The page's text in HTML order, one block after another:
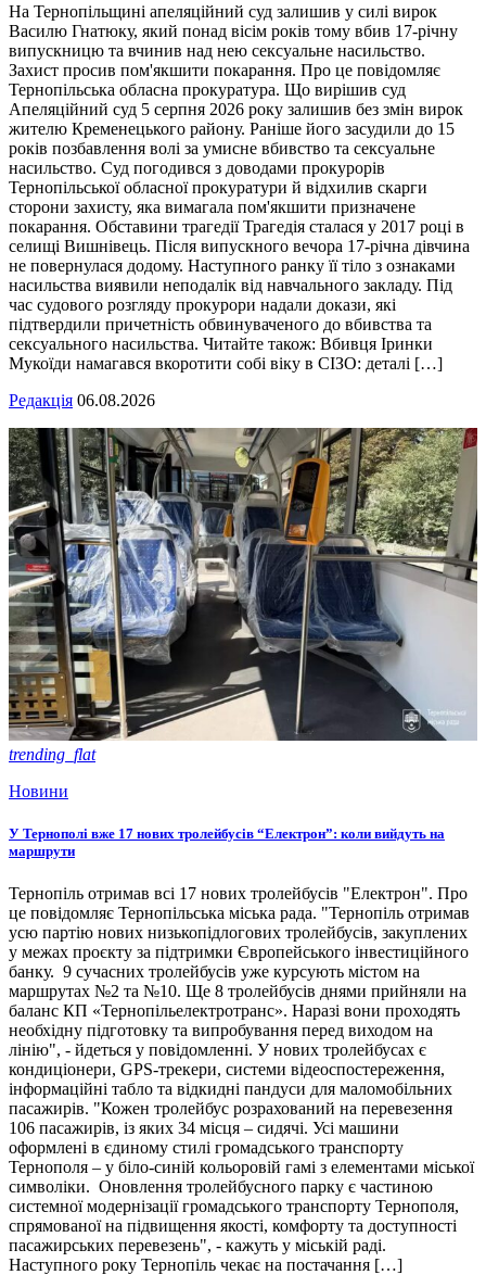
На Тернопільщині апеляційний суд залишив у силі вирок
Василю Гнатюку, який понад вісім років тому вбив 17-річну
випускницю та вчинив над нею сексуальне насильство.
Захист просив пом'якшити покарання. Про це повідомляє
Тернопільська обласна прокуратура. Що вирішив суд
Апеляційний суд 5 серпня 2026 року залишив без змін вирок
жителю Кременецького району. Раніше його засудили до 15
років позбавлення волі за умисне вбивство та сексуальне
насильство. Суд погодився з доводами прокурорів
Тернопільської обласної прокуратури й відхилив скарги
сторони захисту, яка вимагала пом'якшити призначене
покарання. Обставини трагедії Трагедія сталася у 2017 році в
селищі Вишнівець. Після випускного вечора 17-річна дівчина
не повернулася додому. Наступного ранку її тіло з ознаками
насильства виявили неподалік від навчального закладу. Під
час судового розгляду прокурори надали докази, які
підтвердили причетність обвинуваченого до вбивства та
сексуального насильства. Читайте також: Вбивця Іринки
Мукоїди намагався вкоротити собі віку в СІЗО: деталі […]
Редакція 06.08.2026
trending_flat
Новини
У Тернополі вже 17 нових тролейбусів “Електрон”: коли вийдуть на
маршрути
Тернопіль отримав всі 17 нових тролейбусів "Електрон". Про
це повідомляє Тернопільська міська рада. "Тернопіль отримав
усю партію нових низькопідлогових тролейбусів, закуплених
у межах проєкту за підтримки Європейського інвестиційного
банку. 9 сучасних тролейбусів уже курсують містом на
маршрутах №2 та №10. Ще 8 тролейбусів днями прийняли на
баланс КП «Тернопільелектротранс». Наразі вони проходять
необхідну підготовку та випробування перед виходом на
лінію", - йдеться у повідомленні. У нових тролейбусах є
кондиціонери, GPS-трекери, системи відеоспостереження,
інформаційні табло та відкидні пандуси для маломобільних
пасажирів. "Кожен тролейбус розрахований на перевезення
106 пасажирів, із яких 34 місця – сидячі. Усі машини
оформлені в єдиному стилі громадського транспорту
Тернополя – у біло-синій кольоровій гамі з елементами міської
символіки. Оновлення тролейбусного парку є частиною
системної модернізації громадського транспорту Тернополя,
спрямованої на підвищення якості, комфорту та доступності
пасажирських перевезень", - кажуть у міській раді.
Наступного року Тернопіль чекає на постачання […]